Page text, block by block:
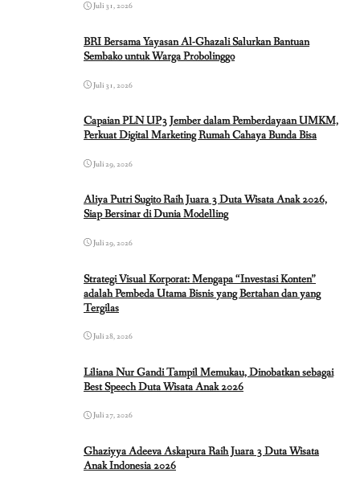
Juli 31, 2026
BRI Bersama Yayasan Al-Ghazali Salurkan Bantuan
Sembako untuk Warga Probolinggo
Juli 31, 2026
Capaian PLN UP3 Jember dalam Pemberdayaan UMKM,
Perkuat Digital Marketing Rumah Cahaya Bunda Bisa
Juli 29, 2026
Aliya Putri Sugito Raih Juara 3 Duta Wisata Anak 2026,
Siap Bersinar di Dunia Modelling
Juli 29, 2026
Strategi Visual Korporat: Mengapa “Investasi Konten”
adalah Pembeda Utama Bisnis yang Bertahan dan yang
Tergilas
Juli 28, 2026
Liliana Nur Gandi Tampil Memukau, Dinobatkan sebagai
Best Speech Duta Wisata Anak 2026
Juli 27, 2026
Ghaziyya Adeeva Askapura Raih Juara 3 Duta Wisata
Anak Indonesia 2026